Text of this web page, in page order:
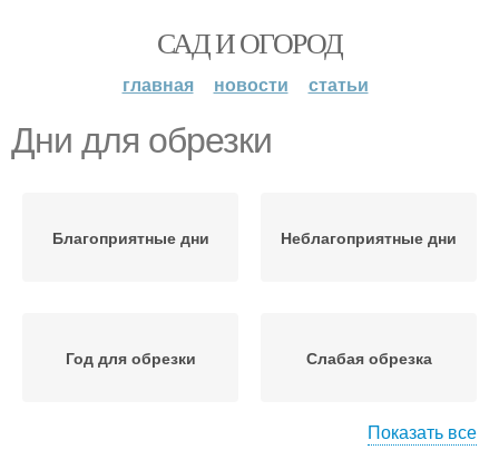
САД И ОГОРОД
главная новости статьи
Дни для обрезки
Благоприятные дни Неблагоприятные дни
Год для обрезки Слабая обрезка
Показать все